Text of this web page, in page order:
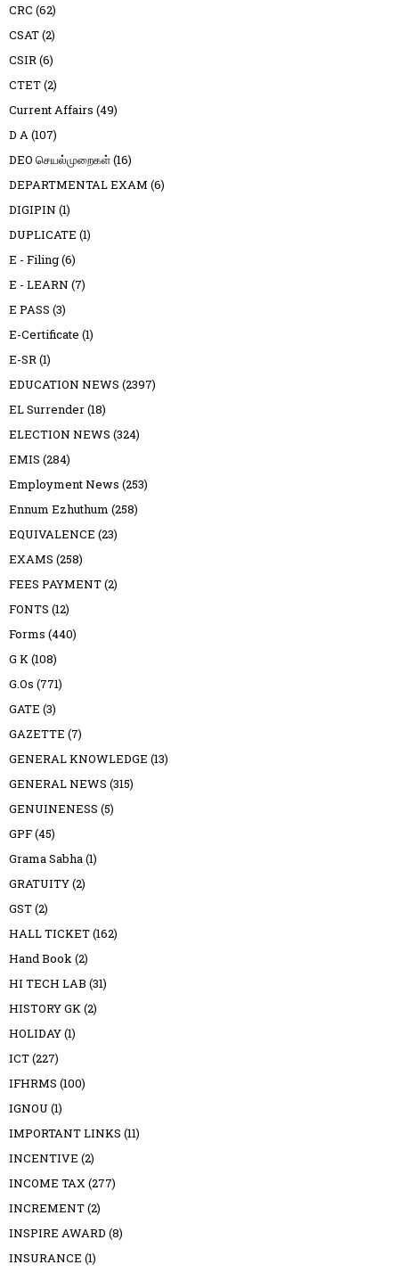
CRC (62)
CSAT(2)
CSIR(6)
CTET(2)
Current Affairs (49)
D A(107)
DEO செயல்முறைகள்(16)
DEPARTMENTAL EXAM (6)
DIGIPIN (1)
DUPLICATE (1)
E - Filing(6)
E - LEARN (7)
E PASS (3)
E-Certificate (1)
E-SR(1)
EDUCATION NEWS (2397)
EL Surrender(18)
ELECTION NEWS (324)
EMIS (284)
Employment News (253)
Ennum Ezhuthum (258)
EQUIVALENCE (23)
EXAMS (258)
FEES PAYMENT(2)
FONTS (12)
Forms (440)
G K(108)
G.Os (771)
GATE (3)
GAZETTE (7)
GENERAL KNOWLEDGE (13)
GENERAL NEWS (315)
GENUINENESS (5)
GPF(45)
Grama Sabha(1)
GRATUITY(2)
GST(2)
HALL TICKET(162)
Hand Book(2)
HI TECH LAB (31)
HISTORY GK(2)
HOLIDAY(1)
ICT(227)
IFHRMS (100)
IGNOU (1)
IMPORTANT LINKS (11)
INCENTIVE (2)
INCOME TAX(277)
INCREMENT(2)
INSPIRE AWARD (8)
INSURANCE (1)